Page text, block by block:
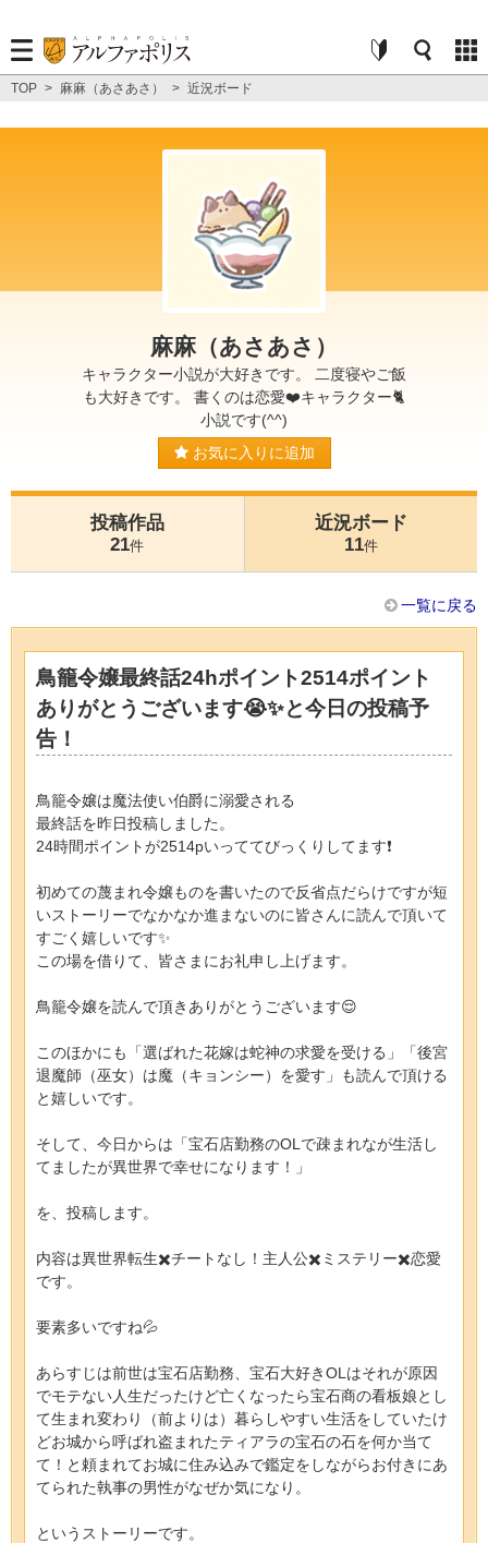
TOP > 麻麻（あさあさ） > 近況ボード
麻麻（あさあさ）
キャラクター小説が大好きです。 二度寝やご飯
も大好きです。 書くのは恋愛❤️キャラクター🐈
小説です(^^)
お気に入りに追加
投稿作品
21件
近況ボード
11件
一覧に戻る
鳥籠令嬢最終話24hポイント2514ポイント
ありがとうございます😭✨と今日の投稿予
告！
鳥籠令嬢は魔法使い伯爵に溺愛される
最終話を昨日投稿しました。
24時間ポイントが2514pいっててびっくりしてます❗️
初めての蔑まれ令嬢ものを書いたので反省点だらけですが短
いストーリーでなかなか進まないのに皆さんに読んで頂いて
すごく嬉しいです✨
この場を借りて、皆さまにお礼申し上げます。
鳥籠令嬢を読んで頂きありがとうございます😌
このほかにも「選ばれた花嫁は蛇神の求愛を受ける」「後宮
退魔師（巫女）は魔（キョンシー）を愛す」も読んで頂ける
と嬉しいです。
そして、今日からは「宝石店勤務のOLで疎まれなが生活し
てましたが異世界で幸せになります！」
を、投稿します。
内容は異世界転生✖️チートなし！主人公✖️ミステリー✖️恋愛
です。
要素多いですね💦
あらすじは前世は宝石店勤務、宝石大好きOLはそれが原因
でモテない人生だったけど亡くなったら宝石商の看板娘とし
て生まれ変わり（前よりは）暮らしやすい生活をしていたけ
どお城から呼ばれ盗まれたティアラの宝石の石を何か当て
て！と頼まれてお城に住み込みで鑑定をしながらお付きにあ
てられた執事の男性がなぜか気になり。
というストーリーです。